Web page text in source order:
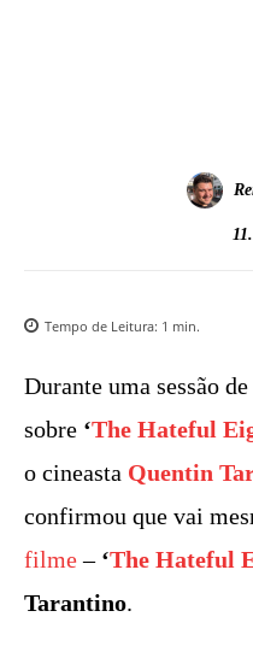
Tempo de Leitura: 1 min.
Durante uma sessão
sobre ‘The Hateful
o cineasta Quentin
confirmou que vai
filme– ‘The Hateful
Tarantino.